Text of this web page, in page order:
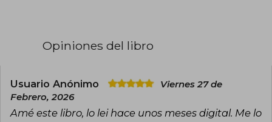
fuera de Illinois, ver maratones de repeticiones
vino.
encontrar humor inapropiado en situaciones
Opiniones del libro
Usuario Anónimo
Viernes 27 de
Febrero, 2026
Amé este libro, lo lei hace unos meses digital. Me lo